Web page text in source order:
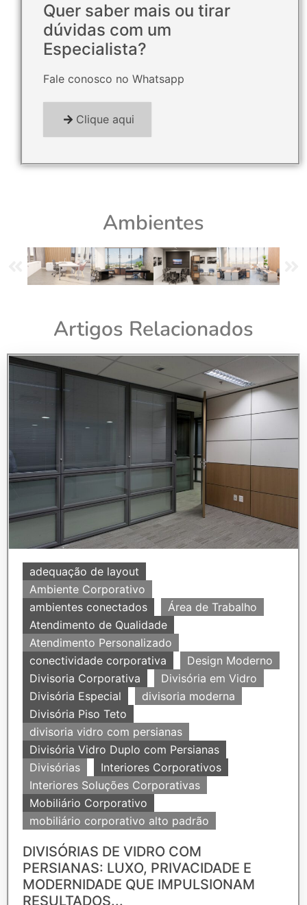
Quer saber mais ou tirar
dúvidas com um
Especialista?
Fale conosco no Whatsapp
Clique aqui
Ambientes
Artigos Relacionados
adequação de layout
Ambiente Corporativo
ambientes conectados
Área de Trabalho
Atendimento de Qualidade
Atendimento Personalizado
conectividade corporativa
Design Moderno
Divisoria Corporativa
Divisória em Vidro
Divisória Especial
divisoria moderna
Divisória Piso Teto
divisoria vidro com persianas
Divisória Vidro Duplo com Persianas
Divisórias
Interiores Corporativos
Interiores Soluções Corporativas
Mobiliário Corporativo
mobiliário corporativo alto padrão
DIVISÓRIAS DE VIDRO COM
PERSIANAS: LUXO, PRIVACIDADE E
MODERNIDADE QUE IMPULSIONAM
RESULTADOS...